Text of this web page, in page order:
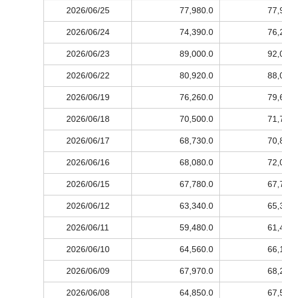
2026/06/25 77,980.0
2026/06/24 74,390.0
2026/06/23 89,000.0
2026/06/22 80,920.0
2026/06/19 76,260.0
2026/06/18 70,500.0
2026/06/17 68,730.0
2026/06/16 68,080.0
2026/06/15 67,780.0
2026/06/12 63,340.0
2026/06/11 59,480.0
2026/06/10 64,560.0
2026/06/09 67,970.0
2026/06/08 64,850.0